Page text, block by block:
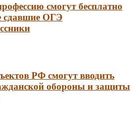
смогут бесплатно
сдавшие ОГЭ
РФ смогут вводить
обороны и защиты